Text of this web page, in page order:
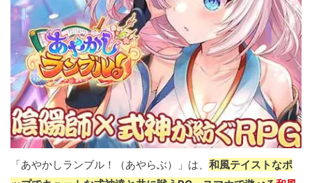
「あやかしランブル！（あやらぶ）」は、 和風テイストなポ